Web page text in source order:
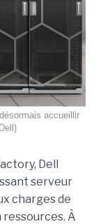
accueillir
Dell
serveur
charges de
À